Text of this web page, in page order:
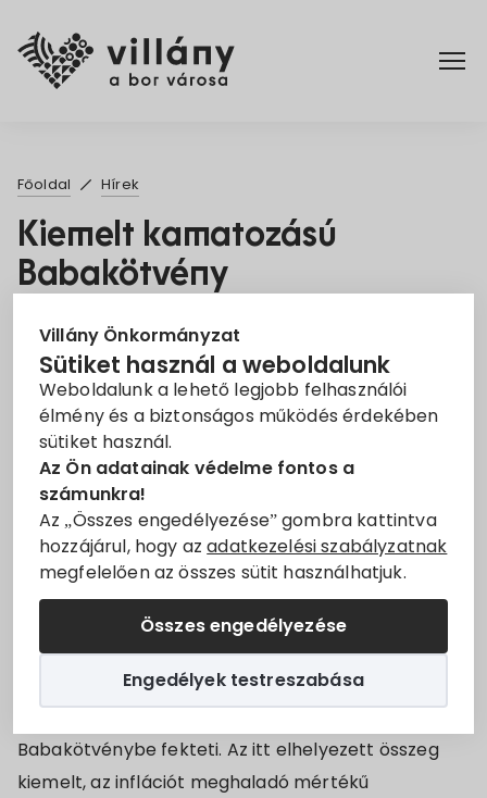
Villány Önkormányzat
Sütiket használ a weboldalunk
Weboldalunk a lehető legjobb felhasználói
élmény és a biztonságos működés érdekében
sütiket használ.
Az Ön adatainak védelme fontos a
számunkra!
Az „Összes engedélyezése” gombra kattintva
hozzájárul, hogy azadatkezelési szabályzatnak
megfelelően az összes sütit használhatjuk.
Összes engedélyezése
Engedélyek testreszabása
Elérhetőségek
Hírek
Rendelettár
Pályázatok
Dokumentumok
Állásajánlatok
Szolgáltatók
Turizmus
Választási információk
Választási szervek
Főoldal Hírek
Kiemelt kamatozású
Babakötvény
Babakötvény Információ
Magyar Államkincstár
Megtakarítás
Tájékoztató
Legjobb gondoskodás
gyermekéről a Start-számlán
elhelyezett, kiemelt kamatozású
Babakötvény
Start-számlát 2012 októberétől kizárólag a Magyar
Államkincstárban lehet nyitni, és az állam által a
gyermek számára biztosított 42.500 forintos
Babakötvénybe fekteti. Az itt elhelyezett összeg
kiemelt, az inflációt meghaladó mértékű